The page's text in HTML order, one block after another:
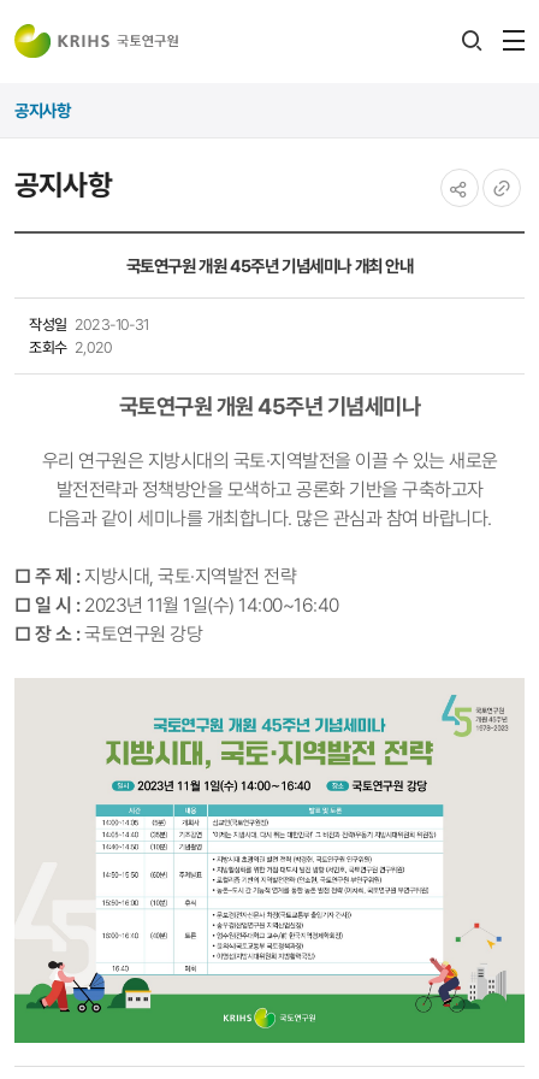
공지사항
공지사항
국토연구원 개원 45주년 기념세미나 개최 안내
작성일 2023-10-31
조회수 2,020
국토연구원 개원 45주년 기념세미나
우리 연구원은 지방시대의 국토·지역발전을 이끌 수 있는 새로운
발전전략과 정책방안을 모색하고 공론화 기반을 구축하고자
다음과 같이 세미나를 개최합니다. 많은 관심과 참여 바랍니다.
□ 주 제 : 지방시대, 국토·지역발전 전략
□ 일 시 :2023년 11월 1일(수) 14:00~16:40
□ 장 소 :국토연구원 강당
국토연구원